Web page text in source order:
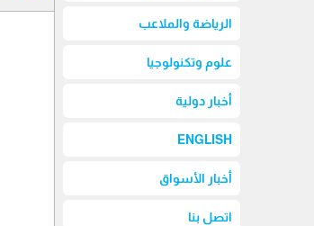
الرياضة والملاعب
علوم وتكنولوجيا
أخبار دولية
ENGLISH
أخبار الأسواق
اتصل بنا